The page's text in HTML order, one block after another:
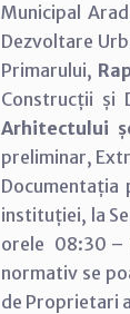
Municipal
Dezvoltare
Primarului,
Construcții și
Arhitectului
preliminar,
Documentația
instituției, la
orele 08:30 –
normativ se
de Proprietari